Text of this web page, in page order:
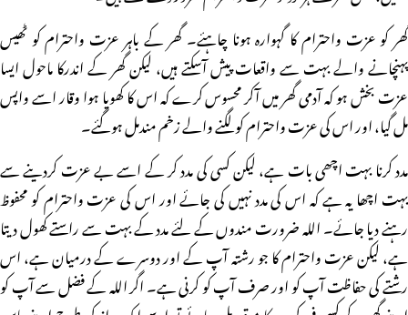
گھر کو عزت واحترام کا گہوارہ ہونا چاہئے۔ گھر کے باہر عزت واحترام کو ٹھیس
پہنچانے والے بہت سے واقعات پیش آسکتے ہیں، لیکن گھر کے اندرکا ماحول ایسا
عزت بخش ہو کہ آدمی گھر میں آکر محسوس کرے کہ اس کا کھویا ہوا وقار اسے واپس
مل گیا، اور اس کی عزت واحترام کو لگنے والے زخم مندمل ہوگئے۔
مدد کرنا بہت اچھی بات ہے، لیکن کسی کی مدد کر کے اسے بے عزت کردینے سے
بہت اچھا یہ ہے کہ اس کی مدد نہیں کی جائے اور اس کی عزت واحترام کو محفوظ
رہنے دیا جائے۔ اللہ ضرورت مندوں کے لئے مدد کے بہت سے راستے کھول دیتا
ہے، لیکن عزت واحترام کا جو رشتہ آپ کے اور دوسرے کے درمیان ہے، اس
رشتے کی حفاظت آپ کو اور صرف آپ کو کرنی ہے۔ اگر اللہ کے فضل سے آپ کو